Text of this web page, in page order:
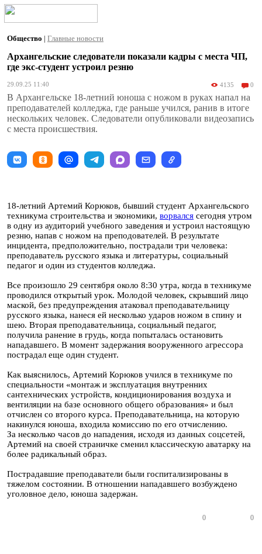
Общество | Главные новости
Архангельские следователи показали кадры с места ЧП,
где экс-студент устроил резню
29.09.25 11:40 4135 0
В Архангельске 18-летний юноша с ножом в руках напал на
преподавателей колледжа, где раньше учился, ранив в итоге
нескольких человек. Следователи опубликовали видеозапись
с места происшествия.
18-летний Артемий Корюков, бывший студент Архангельского
техникума строительства и экономики, ворвался сегодня утром
в одну из аудиторий учебного заведения и устроил настоящую
резню, напав с ножом на преподователей. В результате
инцидента, предположительно, пострадали три человека:
преподаватель русского языка и литературы, социальный
педагог и один из студентов колледжа.
Все произошло 29 сентября около 8:30 утра, когда в техникуме
проводился открытый урок. Молодой человек, скрывший лицо
маской, без предупреждения атаковал преподавательницу
русского языка, нанеся ей несколько ударов ножом в спину и
шею. Вторая преподавательница, социальный педагог,
получила ранение в грудь, когда попыталась остановить
нападавшего. В момент задержания вооруженного агрессора
пострадал еще один студент.
Как выяснилось, Артемий Корюков учился в техникуме по
специальности «монтаж и эксплуатация внутренних
сантехнических устройств, кондиционирования воздуха и
вентиляции на базе основного общего образования» и был
отчислен со второго курса. Преподавательница, на которую
накинулся юноша, входила комиссию по его отчислению.
За несколько часов до нападения, исходя из данных соцсетей,
Артемий на своей страничке сменил классическую аватарку на
более радикальный образ.
Пострадавшие преподаватели были госпитализированы в
тяжелом состоянии. В отношении нападавшего возбуждено
уголовное дело, юноша задержан.
0 0